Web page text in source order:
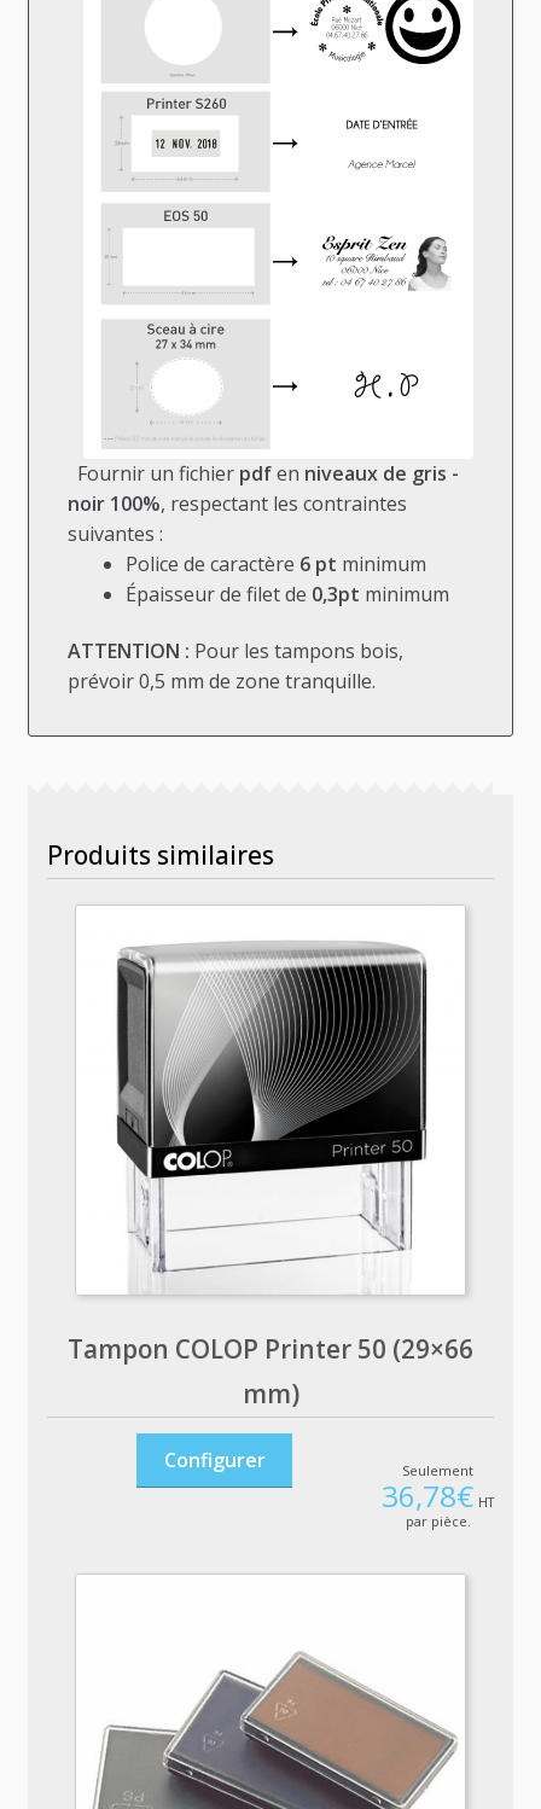
Fournir un fichier pdfen niveaux de gris -
noir 100%, respectant les contraintes
suivantes :
Police de caractère 6 pt minimum
Épaisseur de filet de 0,3pt minimum
ATTENTION : Pour les tampons bois,
prévoir 0,5 mm de zone tranquille.
Produits similaires
Tampon COLOP Printer 50 (29×66
mm)
Seulement
36,78€ HT
par pièce.
Configurer